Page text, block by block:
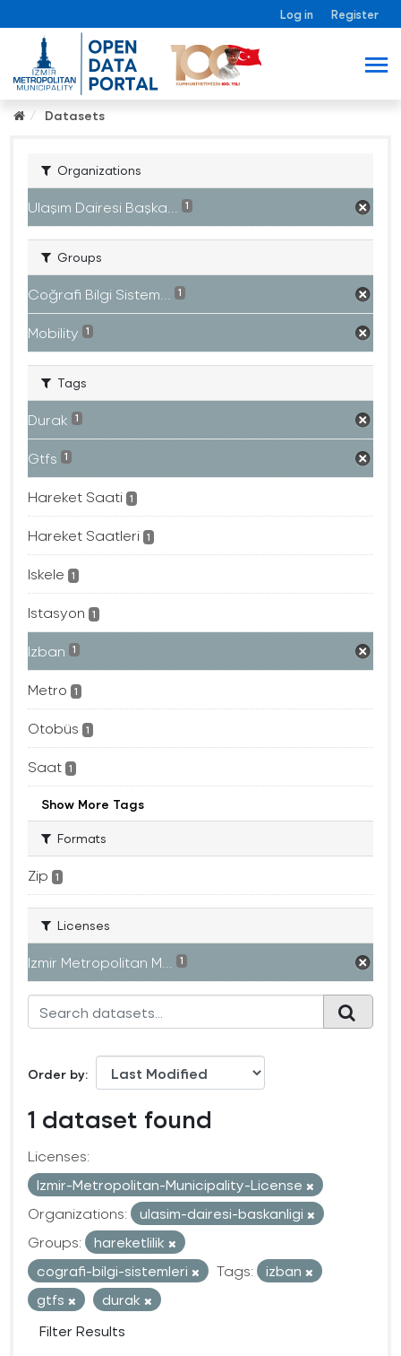
Log in Register
Datasets
Organizations
Ulaşım Dairesi Başka... 1
Groups
Coğrafi Bilgi Sistem... 1
Mobility 1
Tags
Durak 1
Gtfs 1
Hareket Saati 1
Hareket Saatleri 1
Iskele 1
Istasyon 1
Izban 1
Metro 1
Otobüs 1
Saat 1
Show More Tags
Formats
Zip 1
Licenses
Izmir Metropolitan M... 1
Order by
1 dataset found
Licenses:
Izmir-Metropolitan-Municipality-License
Organizations:
ulasim-dairesi-baskanligi
Groups:
hareketlilik
cografi-bilgi-sistemleri
Tags:
izban
gtfs
durak
Filter Results